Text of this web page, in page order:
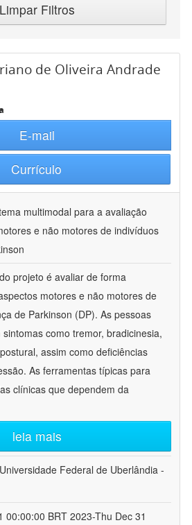
Limpar Filtros
de Oliveira Andrade
E-mail
Currículo
multimodal para a avaliação
e não motores de indivíduos
projeto é avaliar de forma
motores e não motores de
de Parkinson (DP). As pessoas
como tremor, bradicinesia,
assim como deficiências
As ferramentas típicas para
clínicas que dependem da
leia mais
Universidade Federal de Uberlândia -
00:00:00 BRT 2023-Thu Dec 31